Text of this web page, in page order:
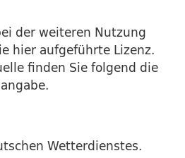
der weiteren Nutzung
hier aufgeführte Lizenz.
finden Sie folgend die
Wetterdienstes.